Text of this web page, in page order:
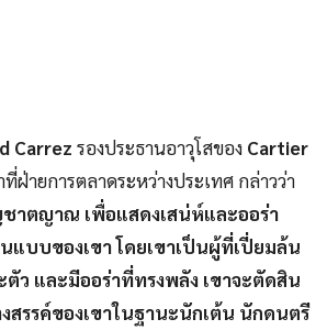
Carrez รองประธานอาวุโสของ Cartier
ฝ่ายการตลาดระหว่างประเทศ กล่าวว่า
ชาตญาณ เพื่อแสดงเสน่ห์และออร่า
แบบของเขา โดยเขาเป็นผู้ที่เปี่ยมล้น
ว และมีออร่าที่ทรงพลัง เขาจะตัดสิน
สรรค์ของเขาในฐานะนักเต้น นักดนตรี